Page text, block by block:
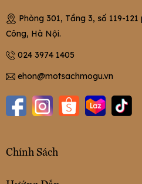
Phòng 301, Tầng 3, số 119-
Công, Hà Nội.
024 3974 1405
ehon@motsachmogu.vn
Chính Sách